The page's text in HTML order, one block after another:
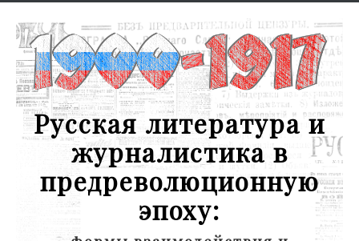
Русская литература и
журналистика в
предреволюционную
эпоху: